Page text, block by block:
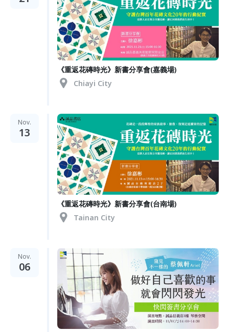
《重返花磚時光》新書分享會(嘉義場)
Chiayi City
Nov.
13
《重返花磚時光》新書分享會(台南場)
Tainan City
Nov.
06